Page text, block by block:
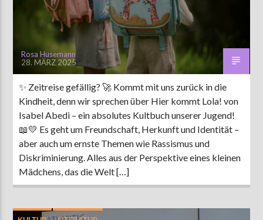
Rosa Husemann
28. MÄRZ 2025
✨ Zeitreise gefällig? 🚀 Kommt mit uns zurück in die
Kindheit, denn wir sprechen über Hier kommt Lola! von
Isabel Abedi – ein absolutes Kultbuch unserer Jugend!
📖💛 Es geht um Freundschaft, Herkunft und Identität –
aber auch um ernste Themen wie Rassismus und
Diskriminierung. Alles aus der Perspektive eines kleinen
Mädchens, das die Welt […]